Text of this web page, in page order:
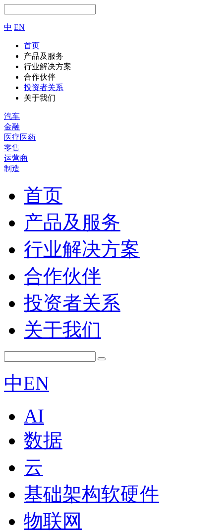
中 EN
首页
产品及服务
行业解决方案
合作伙伴
投资者关系
关于我们
汽车
金融
医疗医药
零售
运营商
制造
首页
产品及服务
行业解决方案
合作伙伴
投资者关系
关于我们
中EN
AI
数据
云
基础架构软硬件
物联网